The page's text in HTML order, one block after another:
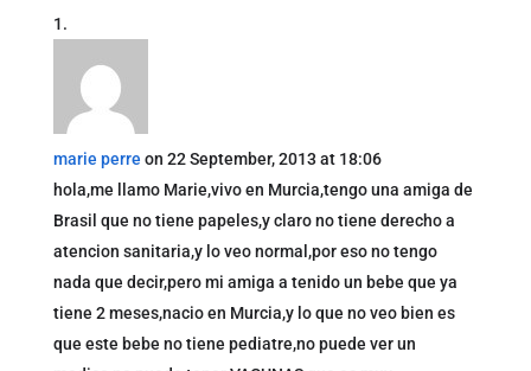
marie perre on 22 September, 2013 at 18:06
hola,me llamo Marie,vivo en Murcia,tengo una amiga de
Brasil que no tiene papeles,y claro no tiene derecho a
atencion sanitaria,y lo veo normal,por eso no tengo
nada que decir,pero mi amiga a tenido un bebe que ya
tiene 2 meses,nacio en Murcia,y lo que no veo bien es
que este bebe no tiene pediatre,no puede ver un